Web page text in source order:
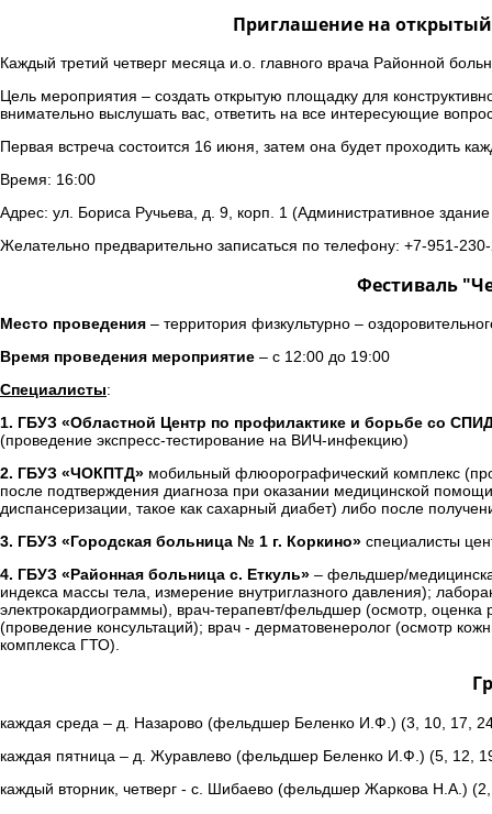
Приглашение на
Каждый третий четверг месяца и.о. главного врача Районной
Цель мероприятия – создать открытую площадку для
внимательно выслушать вас, ответить на все интересующие
Первая встреча состоится 16 июня, затем она будет проходить
Время: 16:00
Адрес: ул. Бориса Ручьева, д. 9, корп. 1 (Административное
Желательно предварительно записаться по телефону: +7-951-
Фестиваль
Место проведения – территория физкультурно –
Время проведения мероприятие – с 12:00 до 19:00
Специалисты:
1. ГБУЗ «Областной Центр по профилактике и борьбе со
(проведение экспресс-тестирование на ВИЧ-инфекцию)
2. ГБУЗ «ЧОКПТД» мобильный флюорографический комплекс
после подтверждения диагноза при оказании медицинской
диспансеризации, такое как сахарный диабет) либо после
3. ГБУЗ «Городская больница № 1 г. Коркино» специалисты
4. ГБУЗ «Районная больница с. Еткуль» – фельдшер/
индекса массы тела, измерение внутриглазного давления);
электрокардиограммы), врач-терапевт/фельдшер (осмотр, оценка
(проведение консультаций); врач - дерматовенеролог (осмотр
комплекса ГТО).
каждая среда – д. Назарово (фельдшер Беленко И.Ф.) (3, 10, 17,
каждая пятница – д. Журавлево (фельдшер Беленко И.Ф.) (5, 12,
каждый вторник, четверг - с. Шибаево (фельдшер Жаркова Н.А.)